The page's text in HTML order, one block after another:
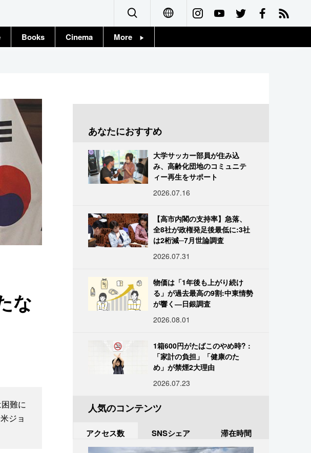
العربية
Русский
Books Cinema More
東京
お知らせ
な
難に
ジョ
あなたにおすすめ
大学サッカー部員が住み込
み、高齢化団地のコミュニテ
ィー再生をサポート
2026.07.16
【高市内閣の支持率】急落、
全8社が政権発足後最低に:3社
は2桁減─7月世論調査
2026.07.31
物価は「1年後も上がり続け
る」が過去最高の9割:中東情勢
が響く―日銀調査
2026.08.01
1箱600円がたばこのやめ時? :
「家計の負担」「健康のた
め」が禁煙2大理由
2026.07.23
人気のコンテンツ
アクセス数 SNSシェア 滞在時間